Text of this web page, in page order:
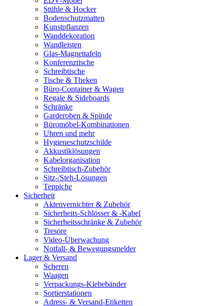
Stühle & Hocker
Bodenschutzmatten
Kunstpflanzen
Wanddekoration
Wandleisten
Glas-Magnettafeln
Konferenztische
Schreibtische
Tische & Theken
Büro-Container & Wagen
Regale & Sideboards
Schränke
Garderoben & Spinde
Büromöbel-Kombinationen
Uhren und mehr
Hygieneschutzschilde
Akkustiklösungen
Kabelorganisation
Schreibtisch-Zubehör
Sitz-/Steh-Lösungen
Teppiche
Sicherheit
Aktenvernichter & Zubehör
Sicherheits-Schlösser & -Kabel
Sicherheitsschränke & Zubehör
Tresore
Video-Überwachung
Notfall- & Bewegungsmelder
Lager & Versand
Scheren
Waagen
Verpackungs-Klebebänder
Sortierstationen
Adress- & Versand-Etiketten